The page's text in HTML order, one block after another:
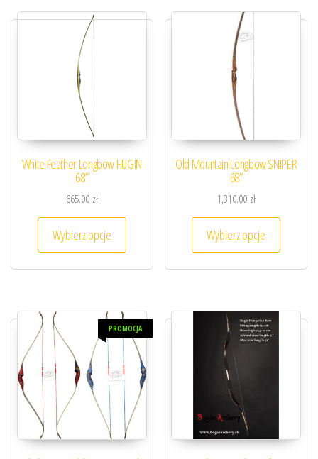
White Feather Longbow HUGIN
68”
665.00 zł
Wybierz opcje
Ten produkt ma wiele wariantów. Opcje
Old Mountain Longbow SNIPER
68”
1,310.00 zł
Wybierz opcje
Ten
PROMOCJA